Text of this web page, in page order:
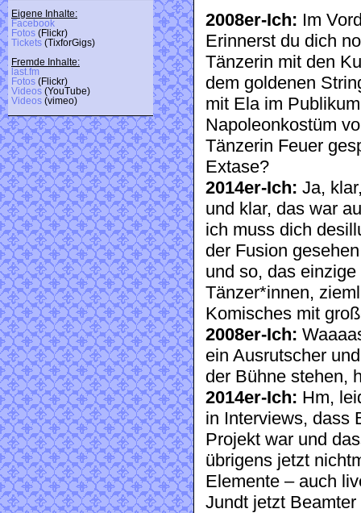
Eigene Inhalte:
Facebook
Fotos (Flickr)
Tickets (TixforGigs)
Fremde Inhalte:
last.fm
Fotos (Flickr)
Videos (YouTube)
Videos (vimeo)
2008er-Ich: Im
Erinnerst du dich
Tänzerin mit den
dem goldenen
mit Ela im
Napoleonkostüm
Tänzerin Feuer
Extase?
2014er-Ich: Ja,
und klar, das war
ich muss dich
der Fusion
und so, das
Tänzer*innen,
Komisches mit
2008er-Ich:
ein Ausrutscher
der Bühne stehen,
2014er-Ich: Hm,
in Interviews, dass
Projekt war und
übrigens jetzt
Elemente – auch
Jundt jetzt